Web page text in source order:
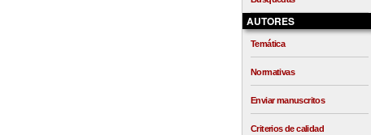
AUTORES
Temática
Normativas
Enviar manuscritos
Criterios de calidad